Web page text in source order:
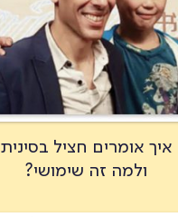
איך אומרים חציל בסינית
ולמה זה שימושי?